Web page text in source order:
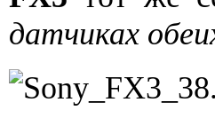
датчиках